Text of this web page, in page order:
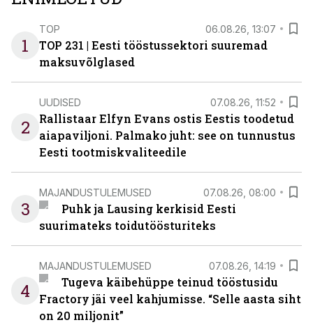
1
TOP 06.08.26, 13:07
TOP 231 | Eesti tööstussektori suuremad
maksuvõlglased
2
UUDISED 07.08.26, 11:52
Rallistaar Elfyn Evans ostis Eestis toodetud
aiapaviljoni. Palmako juht: see on tunnustus
Eesti tootmiskvaliteedile
3
MAJANDUSTULEMUSED 07.08.26, 08:00
Puhk ja Lausing kerkisid Eesti
suurimateks toidutöösturiteks
4
MAJANDUSTULEMUSED 07.08.26, 14:19
Tugeva käibehüppe teinud tööstusidu
Fractory jäi veel kahjumisse. “Selle aasta siht
on 20 miljonit”